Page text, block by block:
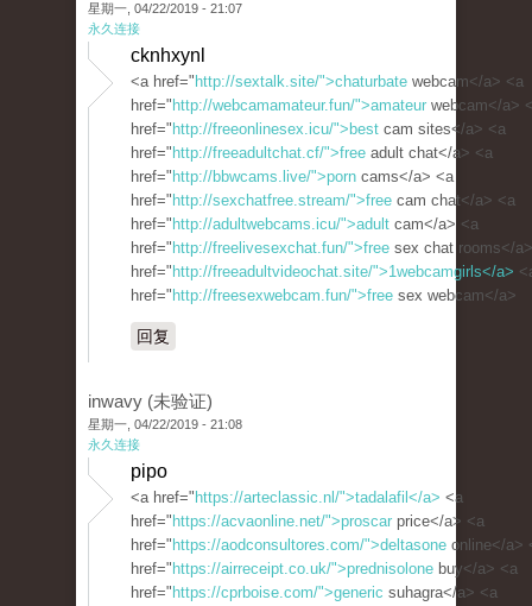
星期一, 04/22/2019 - 21:07
永久连接
cknhxynl
<a href=" http://sextalk.site/">chaturbate webcam</a> <a
href=" http://webcamamateur.fun/">amateur webcam</a>
href=" http://freeonlinesex.icu/">best cam sites</a> <a
href=" http://freeadultchat.cf/">free adult chat</a> <a
href=" http://bbwcams.live/">porn cams</a> <a
href=" http://sexchatfree.stream/">free cam chat</a> <a
href=" http://adultwebcams.icu/">adult cam</a> <a
href=" http://freelivesexchat.fun/">free sex chat rooms</
href=" http://freeadultvideochat.site/">1webcamgirls</a>
href=" http://freesexwebcam.fun/">free sex webcam</a>
回复
inwavy (未验证)
星期一, 04/22/2019 - 21:08
永久连接
pipo
<a href=" https://arteclassic.nl/">tadalafil</a> <a
href=" https://acvaonline.net/">proscar price</a> <a
href=" https://aodconsultores.com/">deltasone online</a>
href=" https://airreceipt.co.uk/">prednisolone buy</a> <a
href=" https://cprboise.com/">generic suhagra</a> <a